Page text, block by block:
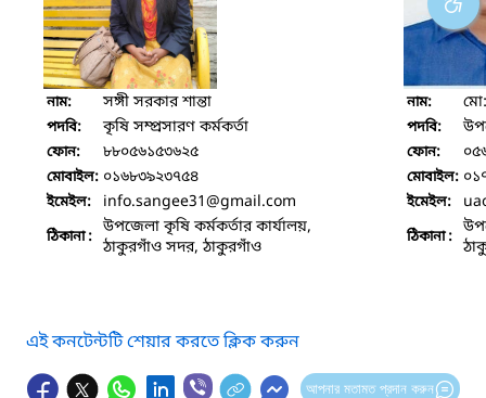
নাম: সঙ্গী সরকার শান্তা
পদবি: কৃষি সম্প্রসারণ কর্মকর্তা
ফোন: ৮৮০৫৬১৫৩৬২৫
মোবাইল: ০১৬৮৩৯২৩৭৫৪
ইমেইল: info.sangee31@gmail.com
ঠিকানা : উপজেলা কৃষি কর্মকর্তার কার্যালয়,
ঠাকুরগাঁও সদর, ঠাকুরগাঁও
নাম:
পদবি:
ফোন:
মোবাইল:
ইমেইল:
ঠিকানা :
এই কনটেন্টটি শেয়ার করতে ক্লিক করুন
আপনার মতামত প্রদান করুন